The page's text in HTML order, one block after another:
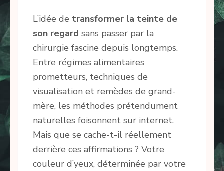
L’idée de transformer la teinte de
son regard sans passer par la
chirurgie fascine depuis longtemps.
Entre régimes alimentaires
prometteurs, techniques de
visualisation et remèdes de grand-
mère, les méthodes prétendument
naturelles foisonnent sur internet.
Mais que se cache-t-il réellement
derrière ces affirmations ? Votre
couleur d’yeux, déterminée par votre